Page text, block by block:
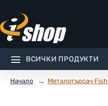
ВСИЧКИ ПРОДУКТИ
Начало Металотърсач